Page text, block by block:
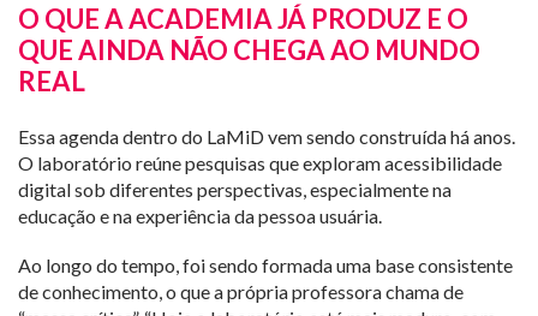
O QUE A ACADEMIA JÁ PRODUZ E O
QUE AINDA NÃO CHEGA AO MUNDO
REAL
Essa agenda dentro do LaMiD vem sendo construída há anos.
O laboratório reúne pesquisas que exploram acessibilidade
digital sob diferentes perspectivas, especialmente na
educação e na experiência da pessoa usuária.
Ao longo do tempo, foi sendo formada uma base consistente
de conhecimento, o que a própria professora chama de